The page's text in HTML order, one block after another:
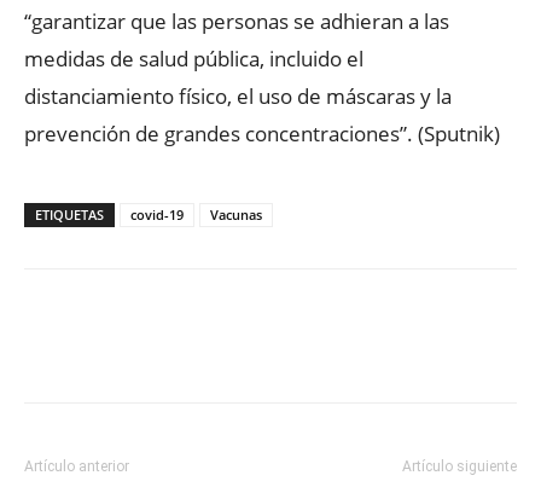
“garantizar que las personas se adhieran a las
medidas de salud pública, incluido el
distanciamiento físico, el uso de máscaras y la
prevención de grandes concentraciones”. (Sputnik)
ETIQUETAS covid-19 Vacunas
Artículo anterior Artículo siguiente